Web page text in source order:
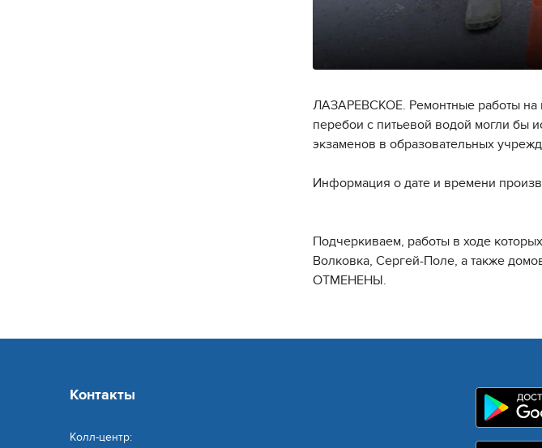
ЛАЗАРЕВСКОЕ. Ремонтные работы на
перебои с питьевой водой могли бы
экзаменов в образовательных
Информация о дате и времени
Подчеркиваем, работы в ходе
Волковка, Сергей-Поле, а также
ОТМЕНЕНЫ.
Контакты
Колл-центр: